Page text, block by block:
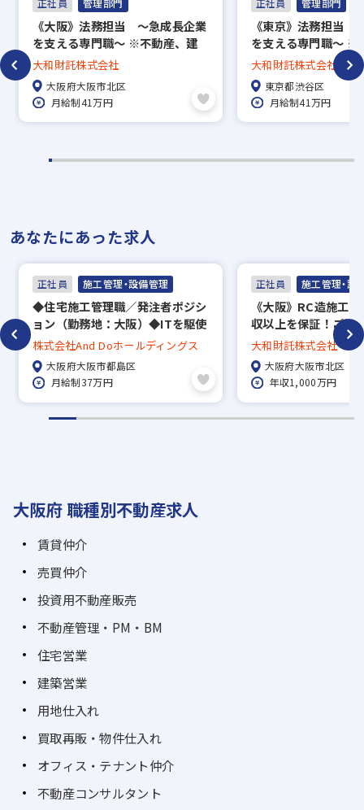
▼
内定
※入社時期は相談に応じます。
※現在、在職中の方も積極的にご応募くださ
い。応募の秘密は厳守いたします。
正社員 管理部門
《大阪》法務担当 ～急成長企業
を支える専門職～ ※不動産、建
築業界未経験歓迎
大和財託株式会社
大阪府大阪市北区
月給制41万円
正社員 管理部門
《東京》法務担当
を支える専門職～ ※
築業界未経験歓迎
大和財託株式会社
東京都渋谷区
月給制41万円
あなたにあった求人
正社員 施工管理・設備管理
◆住宅施工管理職／発注者ポジシ
ョン（勤務地：大阪）◆ITを駆使
し働き方改革を進めております！
／資格手当有！1級建築施工管理
技士2万円、他
株式会社And Doホールディングス
大阪府大阪市都島区
月給制37万円
正社員 施工管理・設
《大阪》RC造施工
収以上を保証！ご経
揮して年収UP～
大和財託株式会社
大阪府大阪市北区
年収1,000万円
大阪府 職種別不動産求人
賃貸仲介
売買仲介
投資用不動産販売
不動産管理・PM・BM
住宅営業
建築営業
用地仕入れ
買取再販・物件仕入れ
オフィス・テナント仲介
不動産コンサルタント